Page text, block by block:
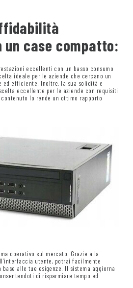
case compatto:
eccellenti con un basso consumo
ideale per le aziende che cercano un
ed efficiente. Inoltre, la sua solidità e
eccellente per le aziende con requisiti
lo rende un ottimo rapporto
operativo sul mercato. Grazie alla
utente, potrai facilmente
alle tue esigenze. Il sistema aggiorna
di risparmiare tempo ed